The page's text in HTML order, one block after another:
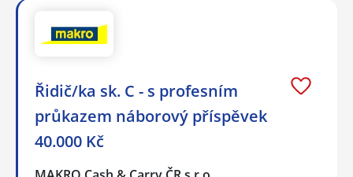
Řidič/ka sk. C - s profesním
průkazem náborový příspěvek
40.000 Kč